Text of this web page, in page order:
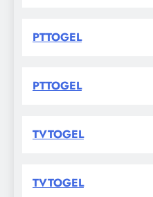
PTTOGEL
PTTOGEL
TVTOGEL
TVTOGEL